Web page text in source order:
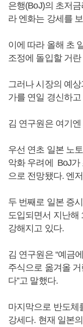
은행(BoJ)의 초저
라 엔화는 강세를
이에 따라 올해 초
조정에 돌입할 거
그러나 시장의 예
가를 연일 경신하고
김 연구원은 여기
우선 연초 일본 노
악화 우려에 BoJ가
으로 전망됐다. 엔
두 번째로 일본 증
도입되면서 지난해
강해지고 있다.
김 연구원은 “예금
주식으로 옮겨올
다”고 말했다.
마지막으로 반도체
강세다. 현재 일본